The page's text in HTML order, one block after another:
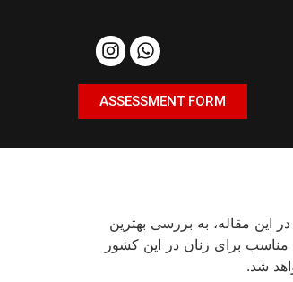
ASSESSMENT FORM
این مقاله، به بررسی بهترین
مناسب برای زنان در این کشور
شد.